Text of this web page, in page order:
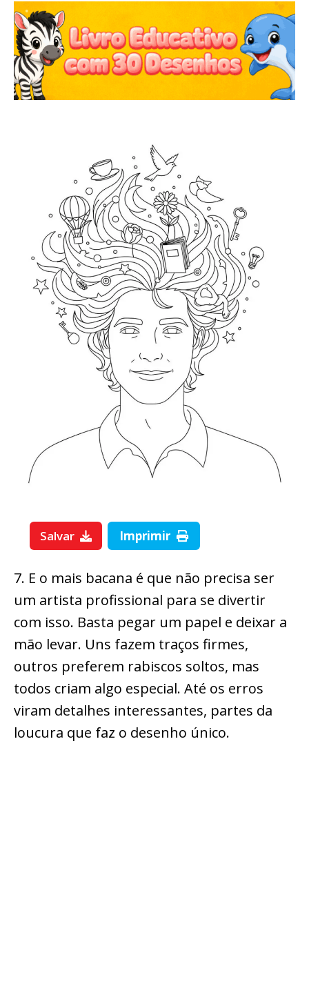
Salvar Imprimir
7. E o mais bacana é que não precisa ser
um artista profissional para se divertir
com isso. Basta pegar um papel e deixar a
mão levar. Uns fazem traços firmes,
outros preferem rabiscos soltos, mas
todos criam algo especial. Até os erros
viram detalhes interessantes, partes da
loucura que faz o desenho único.